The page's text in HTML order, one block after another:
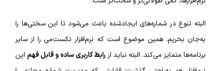
البته تنوع در شماره‌‌های ایجادشده باعث می‌شود تا این سختی‌ها را
به‌جان بخریم. همین موضوع است که نرم‌‌افزار تکست‌می را از سایر
برنامه‌ها متمایز می‌کند. البته نباید از رابط کاربریساده و قابل فهم این